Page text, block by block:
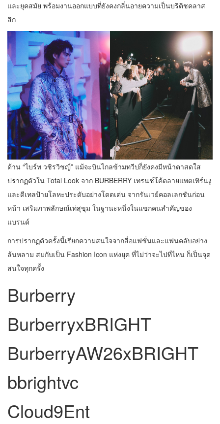
และยุคสมัย พร้อมงานออกแบบที่ยังคงกลิ่นอายความเป็นบริติชคลาส
สิก
ด้าน “ไบร์ท วชิรวิชญ์” แม้จะบินไกลข้ามทวีปก็ยังคงมีหน้าตาสดใส
ปรากฏตัวใน Total Look จาก BURBERRY เทรนช์โค้ตลายแพตเทิร์นงู
และดีเทลป้ายโลหะประดับอย่างโดดเด่น จากรันเวย์คอลเลกชันก่อน
หน้า เสริมภาพลักษณ์เท่สุขุม ในฐานะหนึ่งในแขกคนสำคัญของ
แบรนด์
การปรากฏตัวครั้งนี้เรียกความสนใจจากสื่อแฟชั่นและแฟนคลับอย่าง
ล้นหลาม สมกับเป็น Fashion Icon แห่งยุค ที่ไม่ว่าจะไปที่ไหน ก็เป็นจุด
สนใจทุกครั้ง
Burberry
BurberryxBRIGHT
BurberryAW26xBRIGHT
bbrightvc
Cloud9Ent